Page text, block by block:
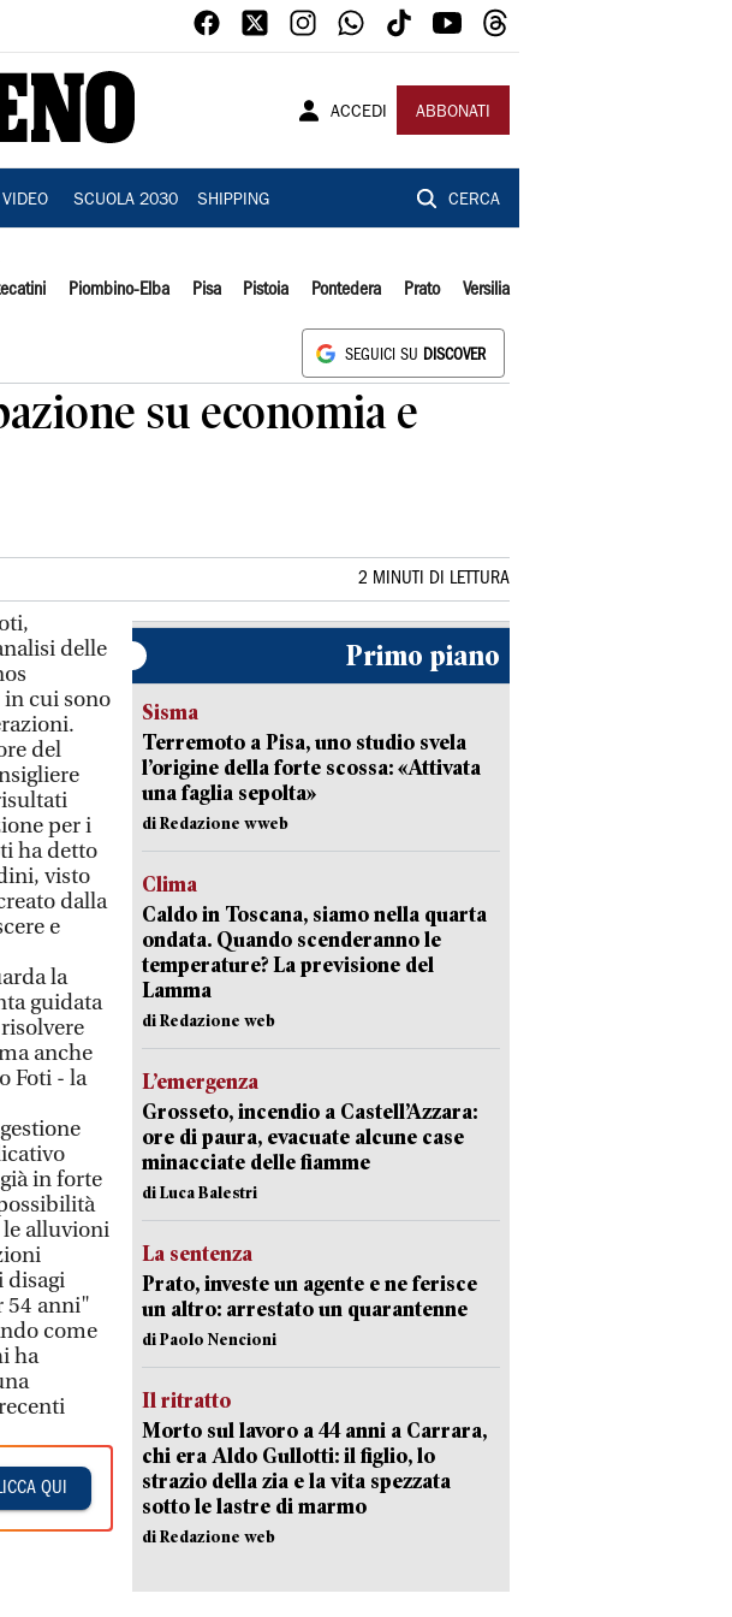
ACCEDI ABBONATI
VIDEO SCUOLA 2030 SHIPPING CERCA
Piombino-Elba Pisa Pistoia Pontedera Prato Versilia
SEGUICI SU DISCOVER
su economia e
2 MINUTI DI LETTURA
delle
in cui sono
del
per i
ha detto
visto
dalla
e
la
guidata
anche
Foti - la
in forte
alluvioni
disagi
54 anni"
come
ha
QUI
Primo piano
Sisma
Terremoto a Pisa, uno studio svela
l’origine della forte scossa: «Attivata
una faglia sepolta»
di Redazione wweb
Clima
Caldo in Toscana, siamo nella quarta
ondata. Quando scenderanno le
temperature? La previsione del
Lamma
di Redazione web
L’emergenza
Grosseto, incendio a Castell’Azzara:
ore di paura, evacuate alcune case
minacciate delle fiamme
di Luca Balestri
La sentenza
Prato, investe un agente e ne ferisce
un altro: arrestato un quarantenne
di Paolo Nencioni
Il ritratto
Morto sul lavoro a 44 anni a Carrara,
chi era Aldo Gullotti: il figlio, lo
strazio della zia e la vita spezzata
sotto le lastre di marmo
di Redazione web